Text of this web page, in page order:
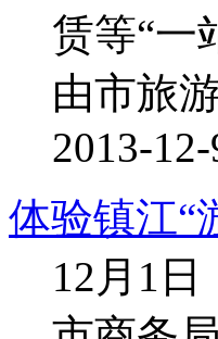
赁等“一
由市旅
2013-
体验镇江“
12月1